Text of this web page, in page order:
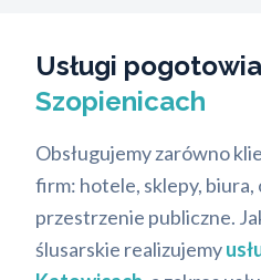
Usługi
Szopienicach
Obsługujemy zarówno
firm: hotele, sklepy, biura,
przestrzenie publiczne.
ślusarskie realizujemy